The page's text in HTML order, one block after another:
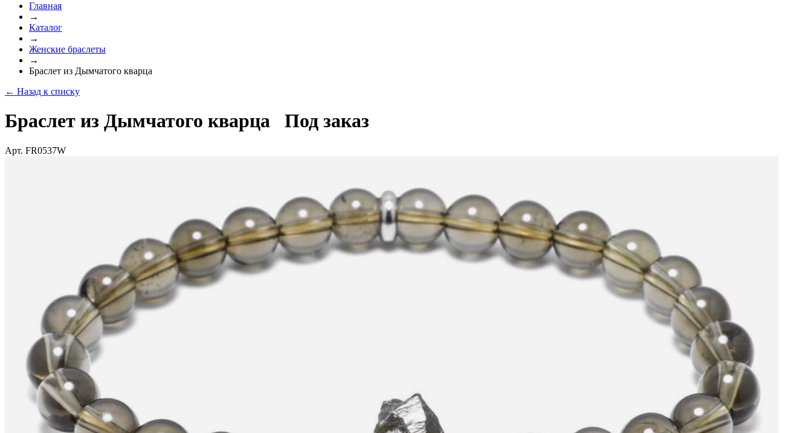
Главная
→
Каталог
→
Женские браслеты
→
Браслет из Дымчатого кварца
← Назад к списку
Браслет из Дымчатого кварца Под заказ
Арт. FR0537W